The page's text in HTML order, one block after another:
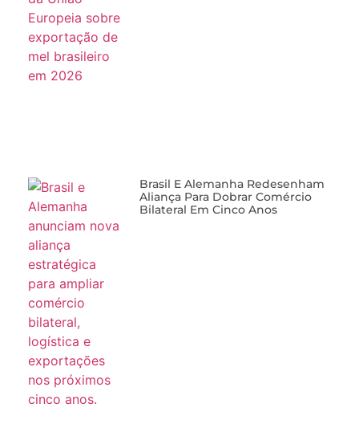
Brasil E Alemanha Redesenham
Aliança Para Dobrar Comércio
Bilateral Em Cinco Anos